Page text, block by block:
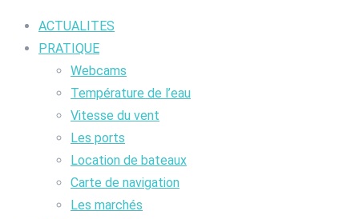
ACTUALITES
PRATIQUE
Webcams
Température de l’eau
Vitesse du vent
Les ports
Location de bateaux
Carte de navigation
Les marchés